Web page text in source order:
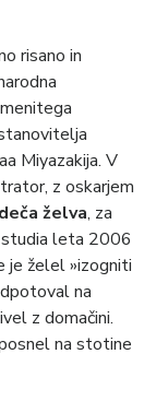
risano in
Miyazakija. V
z oskarjem
želva, za
studia leta 2006
je želel »izogniti
na
z domačini.
na stotine